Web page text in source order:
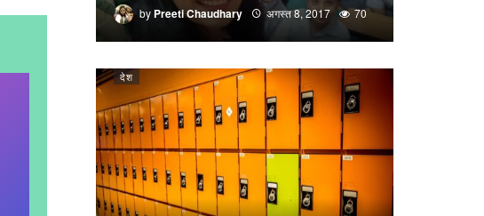
byPreeti Chaudhary अगस्त 8, 2017 70
देश